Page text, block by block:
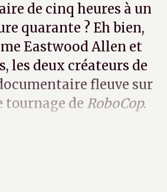
de cinq heures à un
quarante ? Eh bien,
Eastwood Allen et
les deux créateurs de
fleuve sur
tournage de RoboCop.